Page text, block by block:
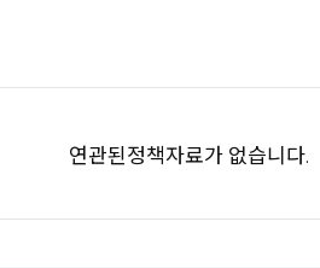
연관된정책자료가 없습니다.